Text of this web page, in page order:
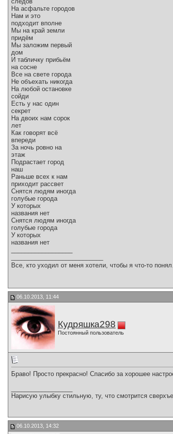
На асфальте городов
Нам и это
подходит вполне
Мы на край земли
придём
Мы заложим первый
дом
И табличку прибьём
на сосне
Все на свете города
Не объехать никогда
На любой остановке
сойди
Есть у нас один
секрет
На двоих нам сорок
лет
Как говорят всё
впереди
За ночь ровно на
этаж
Подрастает город
наш
Раньше всех к нам
приходит рассвет
Снятся людям иногда
голубые города
У которых
названия нет
Снятся людям иногда
голубые города
У которых
названия нет
Все, кто уходил от меня хотели, чтобы я что-то
06.10.2013, 11:44
Кудряшка298
Постоянный пользователь
Браво! Просто прекрасно! Спасибо за хорошее
Нарисую улыбку стильную, ту, что смотрится
06.10.2013, 14:32